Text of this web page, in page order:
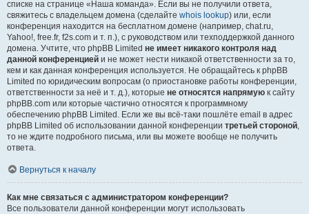
списке на странице «Наша команда». Если вы не получили ответа,
свяжитесь с владельцем домена (сделайте whois lookup) или, если
конференция находится на бесплатном домене (например, chat.ru,
Yahoo!, free.fr, f2s.com и т. п.), с руководством или техподдержкой данного
домена. Учтите, что phpBB Limited не имеет никакого контроля над
данной конференцией и не может нести никакой ответственности за то,
кем и как данная конференция используется. Не обращайтесь к phpBB
Limited по юридическим вопросам (о приостановке работы конференции,
ответственности за неё и т. д.), которые не относятся напрямую к сайту
phpBB.com или которые частично относятся к программному
обеспечению phpBB Limited. Если же вы всё-таки пошлёте email в адрес
phpBB Limited об использовании данной конференции третьей стороной,
то не ждите подробного письма, или вы можете вообще не получить
ответа.
Вернуться к началу
Как мне связаться с администратором конференции?
Все пользователи данной конференции могут использовать